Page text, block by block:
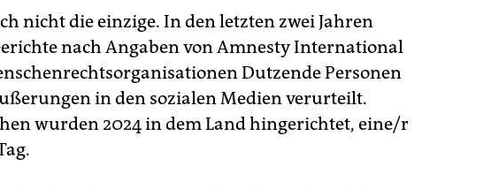
nicht die einzige. In den letzten zwei Jahren
nach Angaben von Amnesty International
Dutzende Personen
in den sozialen Medien verurteilt.
wurden 2024 in dem Land hingerichtet, eine/r